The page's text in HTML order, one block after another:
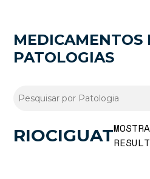
MEDICAMENTOS
PATOLOGIAS
RIOCIGUAT